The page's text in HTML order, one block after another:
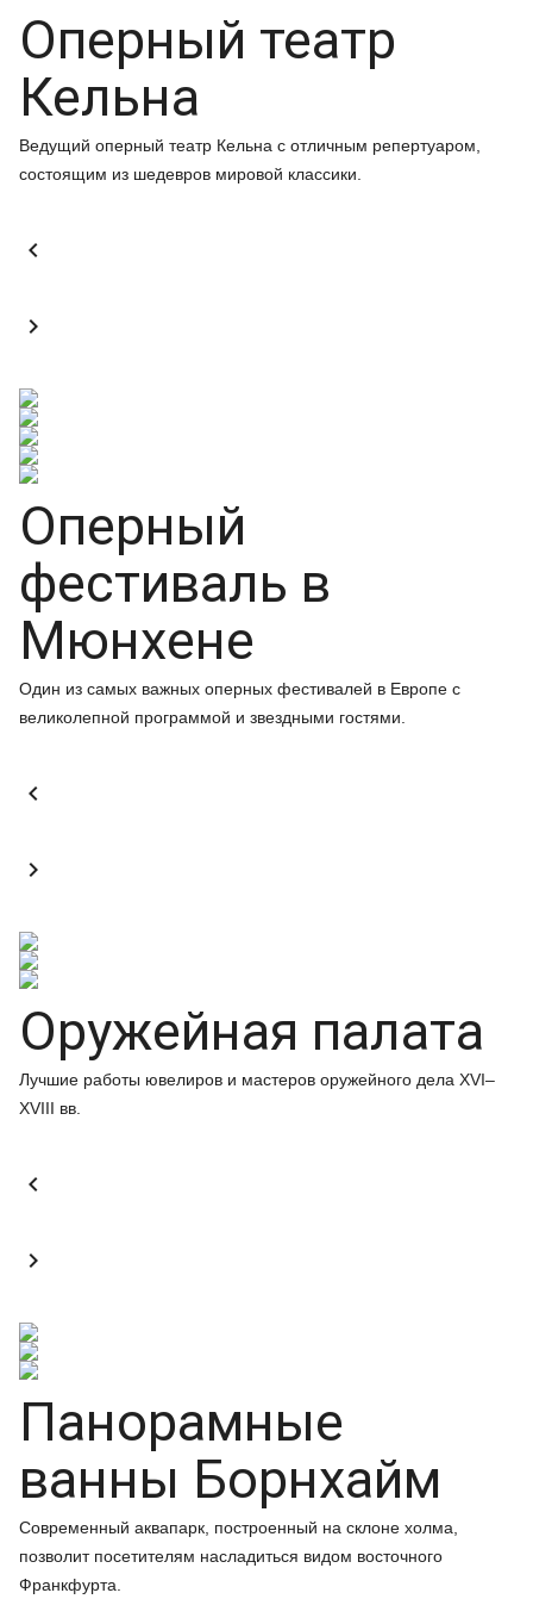
Оперный театр
Кельна
Ведущий оперный театр Кельна с отличным репертуаром,
состоящим из шедевров мировой классики.


Оперный
фестиваль в
Мюнхене
Один из самых важных оперных фестивалей в Европе с
великолепной программой и звездными гостями.


Оружейная палата
Лучшие работы ювелиров и мастеров оружейного дела XVI–
XVIII вв.


Панорамные
ванны Борнхайм
Современный аквапарк, построенный на склоне холма,
позволит посетителям насладиться видом восточного
Франкфурта.